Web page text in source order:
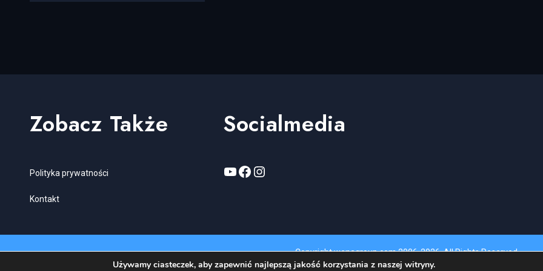
Zobacz Także
Polityka prywatności
Kontakt
Socialmedia
YouTube
Facebook
Instagram
Copyright wenagroup.com 2006-2026. All Rights Reserved.
Używamy ciasteczek, aby zapewnić najlepszą jakość korzystania z naszej witryny.